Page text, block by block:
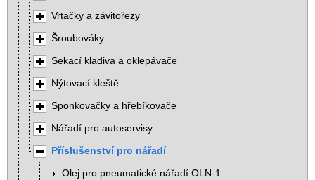
Vrtačky a závitořezy
Šroubováky
Sekací kladiva a oklepávače
Nýtovací kleště
Sponkovačky a hřebíkovače
Nářadí pro autoservisy
Příslušenství pro nářadí
Olej pro pneumatické nářadí OLN-1